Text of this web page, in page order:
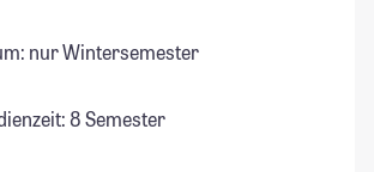
nur Wintersemester
8 Semester